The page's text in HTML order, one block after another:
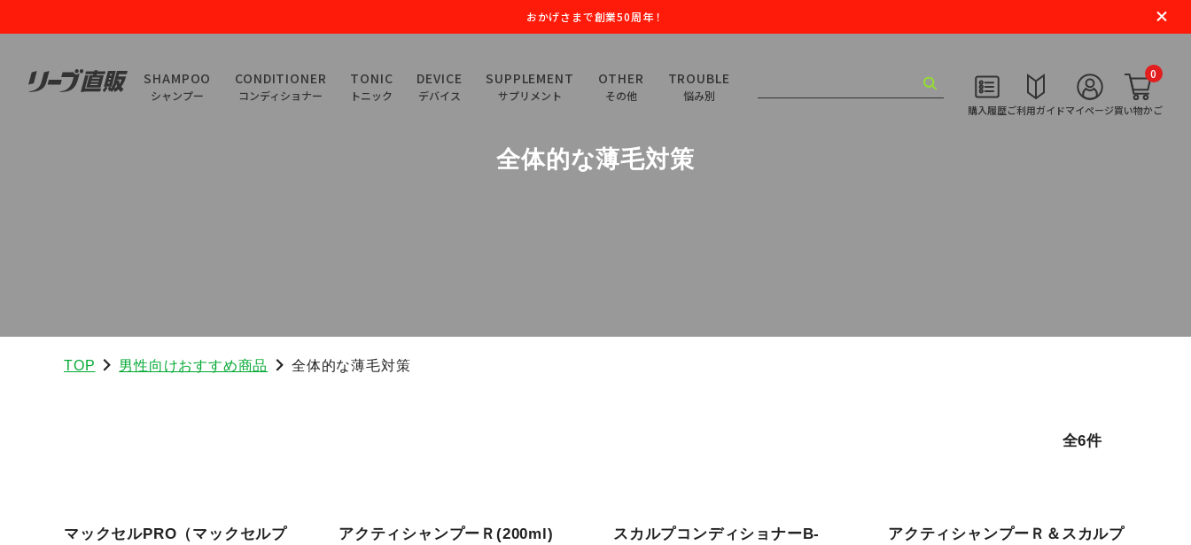
おかげさまで創業50周年！
SHAMPOO
シャンプー
CONDITIONER
コンディショナー
TONIC
トニック
DEVICE
デバイス
SUPPLEMENT
サプリメント
OTHER
その他
TROUBLE
悩み別
購入履歴ご利用ガイドマイページ買い物かご
0
全体的な薄毛対策
TOP 男性向けおすすめ商品 全体的な薄毛対策
全6件
マックセルPRO（マックセルプ
アクティシャンプーＲ(200ml)
スカルプコンディショナーB-
アクティシャンプーＲ＆スカルプ